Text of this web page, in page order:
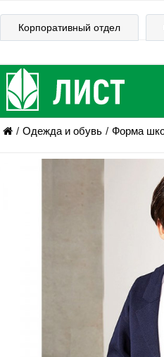
Корпоративный отдел
Одежда и обувь Форма